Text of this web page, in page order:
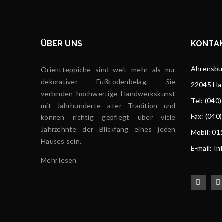
ÜBER UNS
Orientteppiche sind weit mehr als nur
dekorativer Fußbodenbelag. Sie
verbinden hochwertige Handwerkskunst
mit Jahrhunderte alter Tradition und
können richtig gepflegt über viele
Jahrzehnte der Blickfang eines jeden
Hauses sein.
Mehr lesen
22045
Tel:
Fax:
Mobil:
E-mail: